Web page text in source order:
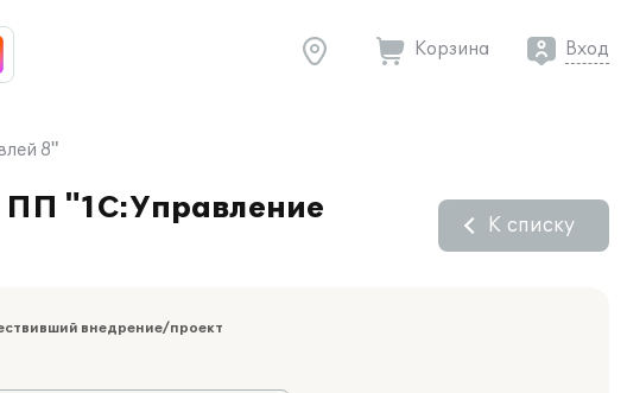
Корзина Вход
8"
ПП "1С:Управление
К списку
внедрение/проект